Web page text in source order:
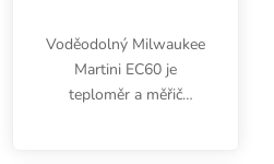
Voděodolný Milwaukee
Martini EC60 je
teploměr a měřič